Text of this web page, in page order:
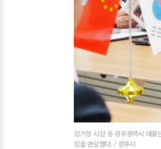
강기정 시장 등 광주광역시 대
장을 면담했다. / 광주시